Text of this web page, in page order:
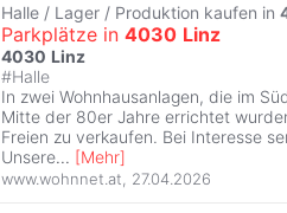
Halle / Lager / Produktion kaufen in
Parkplätze in 4030 Linz
4030 Linz
#Halle
In zwei Wohnhausanlagen, die im
Mitte der 80er Jahre errichtet
Freien zu verkaufen. Bei Interesse
Unsere... [Mehr]
www.wohnnet.at 27.04.2026